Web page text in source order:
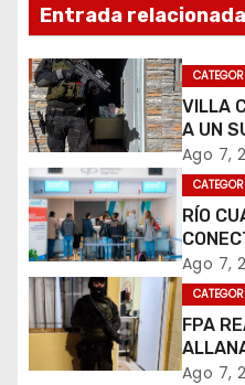
n
d
e
e
n
t
r
a
Entrada relacionada
VILLA
A UN
Ago 7,
RÍO
Ago 7,
FPA
Ago 7,